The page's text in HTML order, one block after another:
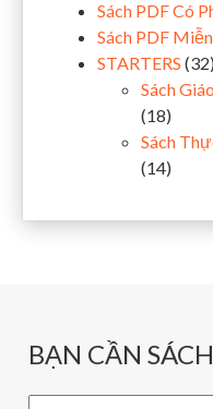
Sách PDF Có
Sách PDF
STARTERS (32)
Sách
(18)
Sách
(14)
BẠN CẦN